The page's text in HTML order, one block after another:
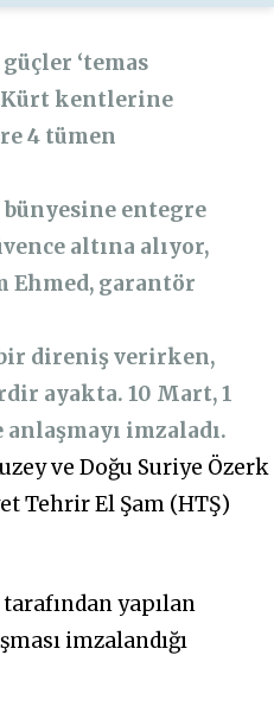
‘temas
Kürt kentlerine
4 tümen
entegre
altına alıyor,
Ehmed, garantör
bir direniş verirken,
ayakta. 10 Mart, 1
imzaladı.
ve Doğu Suriye Özerk
Tehrir El Şam (HTŞ)
yapılan
imzalandığı